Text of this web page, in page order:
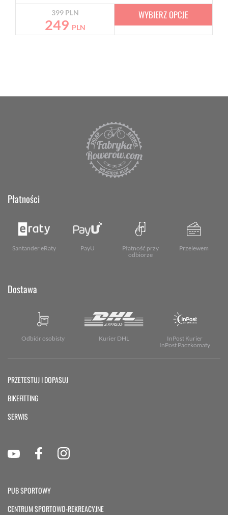
399 PLN
249 PLN
WYBIERZ OPCJE
Płatności
Santander eRaty PayU
Płatność przy
odbiorze
Przelewem
Dostawa
Odbiór osobisty Kurier DHL
InPost Kurier
InPost Paczkomaty
PRZETESTUJ I DOPASUJ
BIKEFITTING
SERWIS
PUB SPORTOWY
CENTRUM SPORTOWO-REKREACYJNE